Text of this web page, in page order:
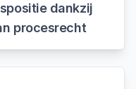
dankzij
procesrecht